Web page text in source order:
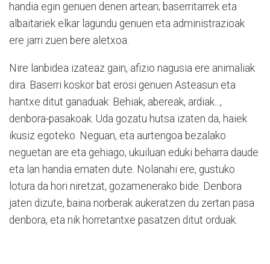
handia egin genuen denen artean; baserritarrek eta
albaitariek elkar lagundu genuen eta administrazioak
ere jarri zuen bere aletxoa.
Nire lanbidea izateaz gain, afizio nagusia ere animaliak
dira. Baserri koskor bat erosi genuen Asteasun eta
hantxe ditut ganaduak: Behiak, abereak, ardiak...,
denbora-pasakoak. Uda gozatu hutsa izaten da, haiek
ikusiz egoteko. Neguan, eta aurtengoa bezalako
neguetan are eta gehiago, ukuiluan eduki beharra daude
eta lan handia ematen dute. Nolanahi ere, gustuko
lotura da hori niretzat, gozamenerako bide. Denbora
jaten dizute, baina norberak aukeratzen du zertan pasa
denbora, eta nik horretantxe pasatzen ditut orduak.